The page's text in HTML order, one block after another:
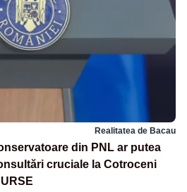
Realitatea de Bacau
din PNL ar putea
cruciale la Cotroceni